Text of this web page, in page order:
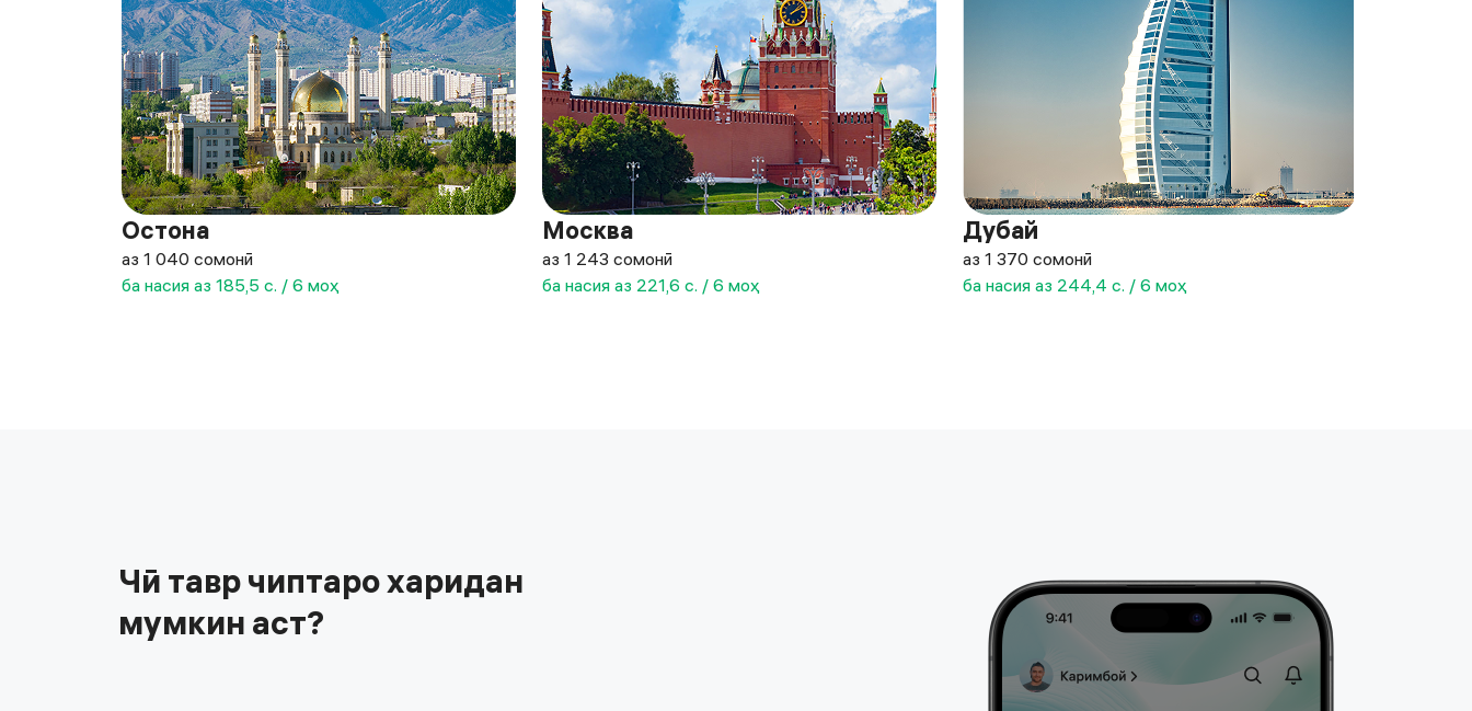
Остона
аз 1 040 сомонӣ
ба насия аз 185,5 с. / 6 моҳ
Москва
аз 1 243 сомонӣ
ба насия аз 221,6 с. / 6 моҳ
Дубай
аз 1 370 сомонӣ
ба насия аз 244,4 с. / 6 моҳ
Чӣ тавр чиптаро харидан
мумкин аст?